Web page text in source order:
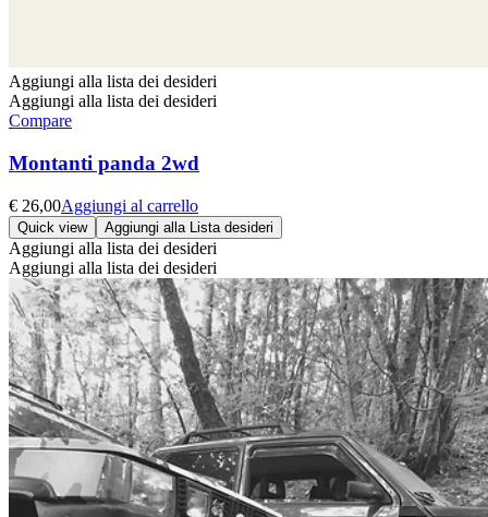
Aggiungi alla lista dei desideri
Aggiungi alla lista dei desideri
Compare
Montanti panda 2wd
€ 26,00Aggiungi al carrello
Quick view Aggiungi alla Lista desideri
Aggiungi alla lista dei desideri
Aggiungi alla lista dei desideri